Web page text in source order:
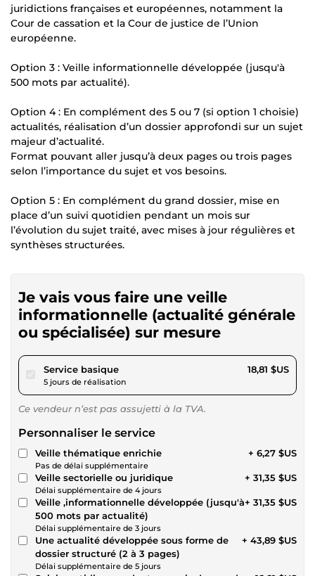
juridictions françaises et européennes, notamment la
Cour de cassation et la Cour de justice de l’Union
européenne.
Option 3 : Veille informationnelle développée (jusqu'à
500 mots par actualité).
Option 4 : En complément des 5 ou 7 (si option 1 choisie)
actualités, réalisation d’un dossier approfondi sur un sujet
majeur d’actualité.
Format pouvant aller jusqu’à deux pages ou trois pages
selon l’importance du sujet et vos besoins.
Option 5 : En complément du grand dossier, mise en
place d’un suivi quotidien pendant un mois sur
l’évolution du sujet traité, avec mises à jour régulières et
synthèses structurées.
Je vais vous faire une veille
informationnelle (actualité générale
ou spécialisée) sur mesure
Service basiquepour 17,34 $US
5 jours de réalisation
18,81 $US
Ce vendeur n’est pas assujetti à la TVA.
Personnaliser le service
Veille thématique enrichie
Pas de délai supplémentaire
+ 6,27 $US
Veille sectorielle ou juridique
Délai supplémentaire de 4 jours
+ 31,35 $US
Veille ,informationnelle développée (jusqu'à
500 mots par actualité)
Délai supplémentaire de 3 jours
+ 31,35 $US
Une actualité développée sous forme de
dossier structuré (2 à 3 pages)
Délai supplémentaire de 5 jours
+ 43,89 $US